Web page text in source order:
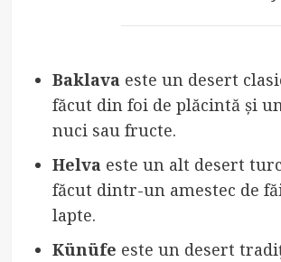
Baklavaeste un desert
făcut din foi de plăcintă și
nuci sau fructe.
Helvaeste un alt desert
făcut dintr-un amestec de
lapte.
Künüfe este un desert